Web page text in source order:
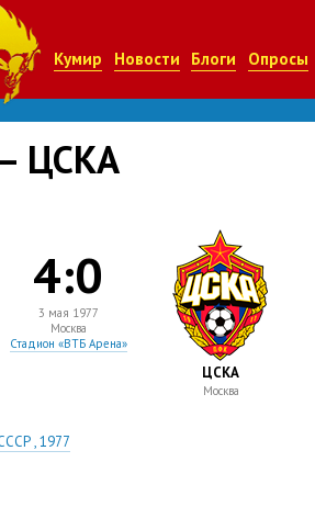
Кумир Новости Блоги Опросы
ЦСКА
4:0
3 мая 1977
Москва
Стадион «ВТБ Арена»
ЦСКА
Москва
, 1977